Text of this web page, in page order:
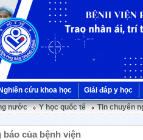
Nghiên cứu khoa học
Giải đáp y học
nước Y học quốc tế
Tin chuyên
của bệnh viện